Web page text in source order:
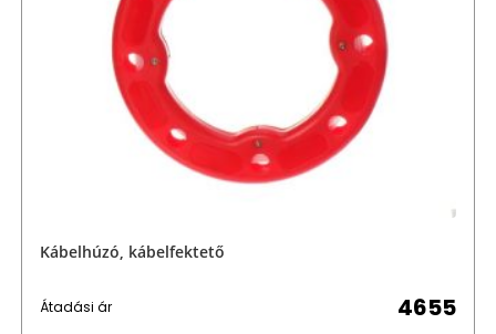
Kábelhúzó, kábelfektető
Átadási ár 4655